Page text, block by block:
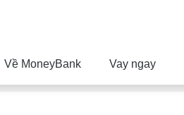
Về MoneyBank Vay ngay